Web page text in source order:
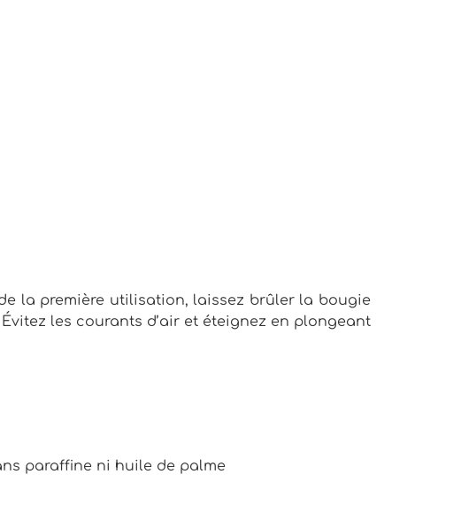
la première utilisation, laissez brûler la bougie
les courants d’air et éteignez en plongeant
paraffine ni huile de palme